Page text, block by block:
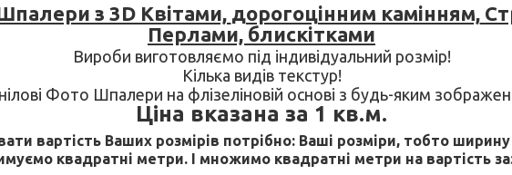
з 3D Квітами, дорогоцінним камінням,
Перлами, блискітками
Вироби виготовляємо під індивідуальний розмір!
Кілька видів текстур!
Фото Шпалери на флізеліновій основі з будь-яким
Ціна вказана за 1 кв.м.
вартість Ваших розмірів потрібно: Ваші розміри, тобто
квадратні метри. І множимо квадратні метри на вартість